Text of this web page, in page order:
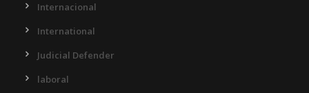
Internacional
International
Judicial Defender
laboral